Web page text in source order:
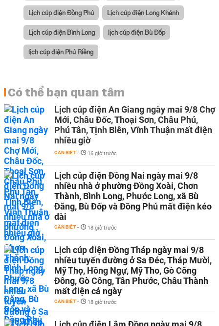
Lịch cúp điện Đồng Phú Lịch cúp điện Long Khánh
Lịch cúp điện Bình Long lịch cúp điện Bù Đốp
lịch cúp điện Phú Riềng
Có thể bạn quan tâm
Lịch cúp điện An Giang ngày mai 9/8 Chợ
Mới, Châu Đốc, Thoại Sơn, Châu Phú,
Phú Tân, Tịnh Biên, Vĩnh Thuận mất điện
nhiều giờ
CẦN BIẾT - 16 giờ trước
Lịch cúp điện Đồng Nai ngày mai 9/8
nhiều nhà ở phường Đồng Xoài, Chơn
Thành, Bình Long, Phước Long, xã Bù
Đăng, Bù Đốp và Đồng Phú mất điện kéo
dài
CẦN BIẾT - 18 giờ trước
Lịch cúp điện Đồng Tháp ngày mai 9/8
nhiều tuyến đường ở Sa Đéc, Tháp Mười,
Mỹ Thọ, Hồng Ngự, Mỹ Tho, Gò Công
Đông, Gò Công, Tân Phước, Châu Thành
mất điện cả ngày
CẦN BIẾT - 18 giờ trước